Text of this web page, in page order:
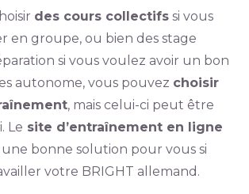
des cours collectifssi vous
en groupe, ou bien des stage
si vous voulez avoir un bon
autonome, vous pouvez choisir
, mais celui-ci peut être
Le site d’entraînement en ligne
bonne solution pour vous si
votre BRIGHT allemand.